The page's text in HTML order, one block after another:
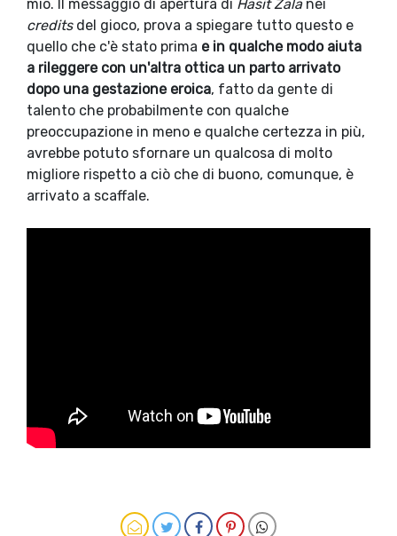
mio. Il messaggio di apertura di Hasit Zalanei
creditsdel gioco, prova a spiegare tutto questo e
quello che c'è stato prima e in qualche modo aiuta
a rileggere con un'altra ottica un parto arrivato
dopo una gestazione eroica, fatto da gente di
talento che probabilmente con qualche
preoccupazione in meno e qualche certezza in più,
avrebbe potuto sfornare un qualcosa di molto
migliore rispetto a ciò che di buono, comunque, è
arrivato a scaffale.